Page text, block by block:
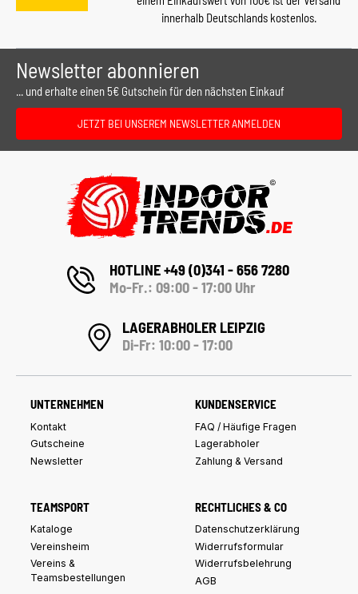
innerhalb Deutschlands kostenlos.
Newsletter abonnieren
... und erhalte einen 5€ Gutschein für den nächsten Einkauf
JETZT BEI UNSEREM NEWSLETTER ANMELDEN
HOTLINE +49 (0)341 - 656 7280
Mo-Fr.: 09:00 - 17:00 Uhr
LAGERABHOLER LEIPZIG
Di-Fr: 10:00 - 17:00
UNTERNEHMEN
Kontakt
Gutscheine
Newsletter
KUNDENSERVICE
FAQ / Häufige Fragen
Lagerabholer
Zahlung & Versand
TEAMSPORT
Kataloge
Vereinsheim
Vereins &
Teamsbestellungen
RECHTLICHES & CO
Datenschutzerklärung
Widerrufsformular
Widerrufsbelehrung
AGB